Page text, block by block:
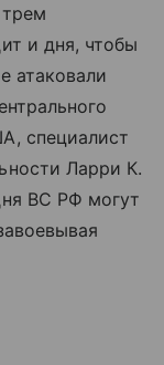
и дня, чтобы
атаковали
специалист
Ларри К.
ВС РФ могут